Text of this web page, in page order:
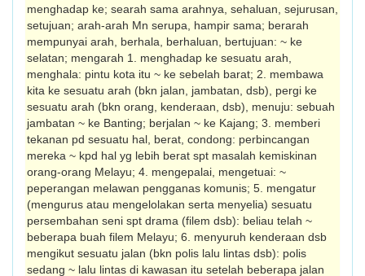
menghadap ke; searah sama arahnya, sehaluan, sejurusan,
setujuan; arah-arah Mn serupa, hampir sama; berarah
mempunyai arah, berhala, ber­ha­luan, bertujuan: ~ ke
selatan; mengarah 1. menghadap ke sesuatu arah,
menghala: pintu kota itu ~ ke sebelah barat; 2. membawa
kita ke sesuatu arah (bkn jalan, jambatan, dsb), pergi ke
sesuatu arah (bkn orang, kenderaan, dsb), menuju: sebuah
jam­batan ~ ke Banting; berjalan ~ ke Kajang; 3. memberi
tekanan pd sesuatu hal, berat, condong: perbincangan
mereka ~ kpd hal yg lebih berat spt masalah kemiskinan
orang-orang Melayu; 4. mengepalai, menge­tuai: ~
peperangan melawan pengganas komunis; 5. mengatur
(mengurus atau menge­lolakan serta menyelia) sesuatu
persembahan seni spt drama (filem dsb): beliau telah ~
beberapa buah filem Melayu; 6. menyuruh kenderaan dsb
mengikut sesuatu jalan (bkn polis lalu lintas dsb): polis
sedang ~ lalu lintas di kawasan itu setelah beberapa jalan